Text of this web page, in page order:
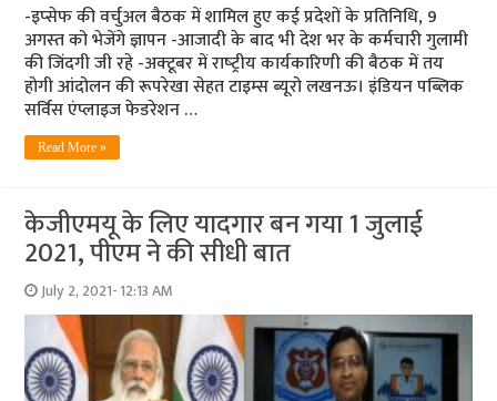
-इप्‍सेफ की वर्चुअल बैठक में शामिल हुए कई प्रदेशों के प्रतिनिधि, 9
अगस्‍त को भेजेंगे ज्ञापन -आजादी के बाद भी देश भर के कर्मचारी गुलामी
की जिंदगी जी रहे -अक्‍टूबर में राष्‍ट्रीय कार्यकारिणी की बैठक में तय
होगी आंदोलन की रूपरेखा सेहत टाइम्‍स ब्‍यूरो लखनऊ। इंडियन पब्लिक
सर्विस एंप्लाइज फेडरेशन …
Read More »
केजीएमयू के लिए यादगार बन गया 1 जुलाई
2021, पीएम ने की सीधी बात
July 2, 2021- 12:13 AM